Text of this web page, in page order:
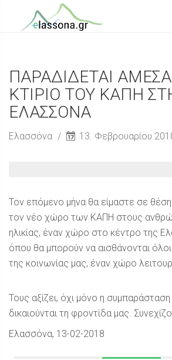
ΠΑΡΑΔΙΔΕΤΑΙ
ΚΤΙΡΙΟ ΤΟΥ ΚΑΠΗ
ΕΛΑΣΣΟΝΑ
Ελασσόνα 13. Φεβρουαρίου
Τον επόμενο μήνα θα είμαστε σε
τον νέο χώρο των ΚΑΠΗ στους
ηλικίας, έναν χώρο στο κέντρο της
όπου θα μπορούν να αισθάνονται
της κοινωνίας μας, έναν χώρο
Τους αξίζει, όχι μόνο η
δικαιούνται τη φροντίδα μας.
Ελασσόνα, 13-02-2018